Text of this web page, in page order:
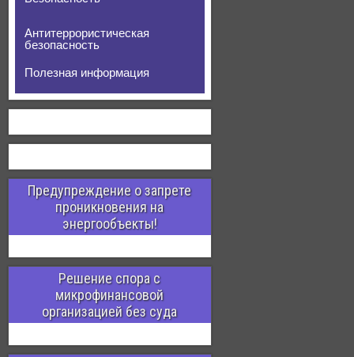
Антитеррористическая
безопасность
Полезная информация
Предупреждение о запрете
проникновения на
энергообъекты!
Решение спора с
микрофинансовой
организацией без суда